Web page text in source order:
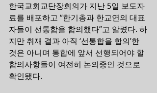
한국교회교단장회의가 지난 5일 보도자
료를 배포하고 “한기총과 한교연의 대표
자들이 선통합을 합의했다”고 알렸다. 하
지만 취재 결과 아직 ‘선통합을 합의’한
것은 아니며 통합에 앞서 선행되어야 할
합의사항들이 여전히 논의중인 것으로
확인됐다.